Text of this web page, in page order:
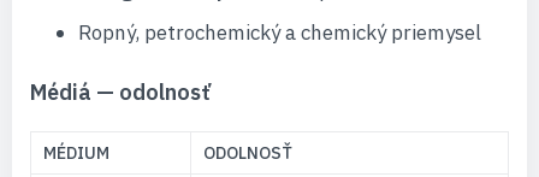
Ropný, petrochemický a chemický priemysel
Médiá — odolnosť
MÉDIUM ODOLNOSŤ